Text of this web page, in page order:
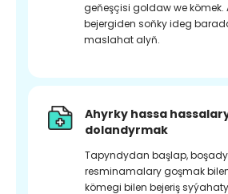
geňeşçisi goldaw we kömek.
bejergiden soňky ideg
maslahat alyň.
Ahyrky hassa
dolandyrmak
Tapyndydan başlap,
resminamalary goşmak
kömegi bilen bejeriş